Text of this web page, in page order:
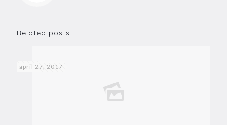
Related posts
april 27, 2017